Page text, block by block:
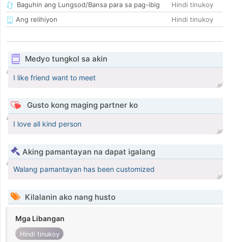
Baguhin ang Lungsod/Bansa para sa pag-ibig
Hindi tinukoy
Ang relihiyon
Hindi tinukoy
Medyo tungkol sa akin
I like friend want to meet
Gusto kong maging partner ko
I love all kind person
Aking pamantayan na dapat igalang
Walang pamantayan has been customized
Kilalanin ako nang husto
Mga Libangan
Hindi tinukoy